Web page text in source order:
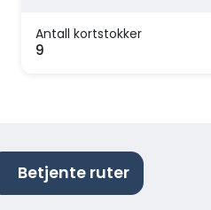
Antall kortstokker
9
Betjente ruter